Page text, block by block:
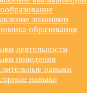
знаниями
образования
деятельности
поведения
навыки
навыки